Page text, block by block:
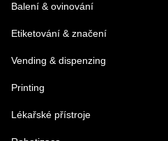
Balení & ovinování
Etiketování & značení
Vending & dispenzing
Printing
Lékařské přístroje